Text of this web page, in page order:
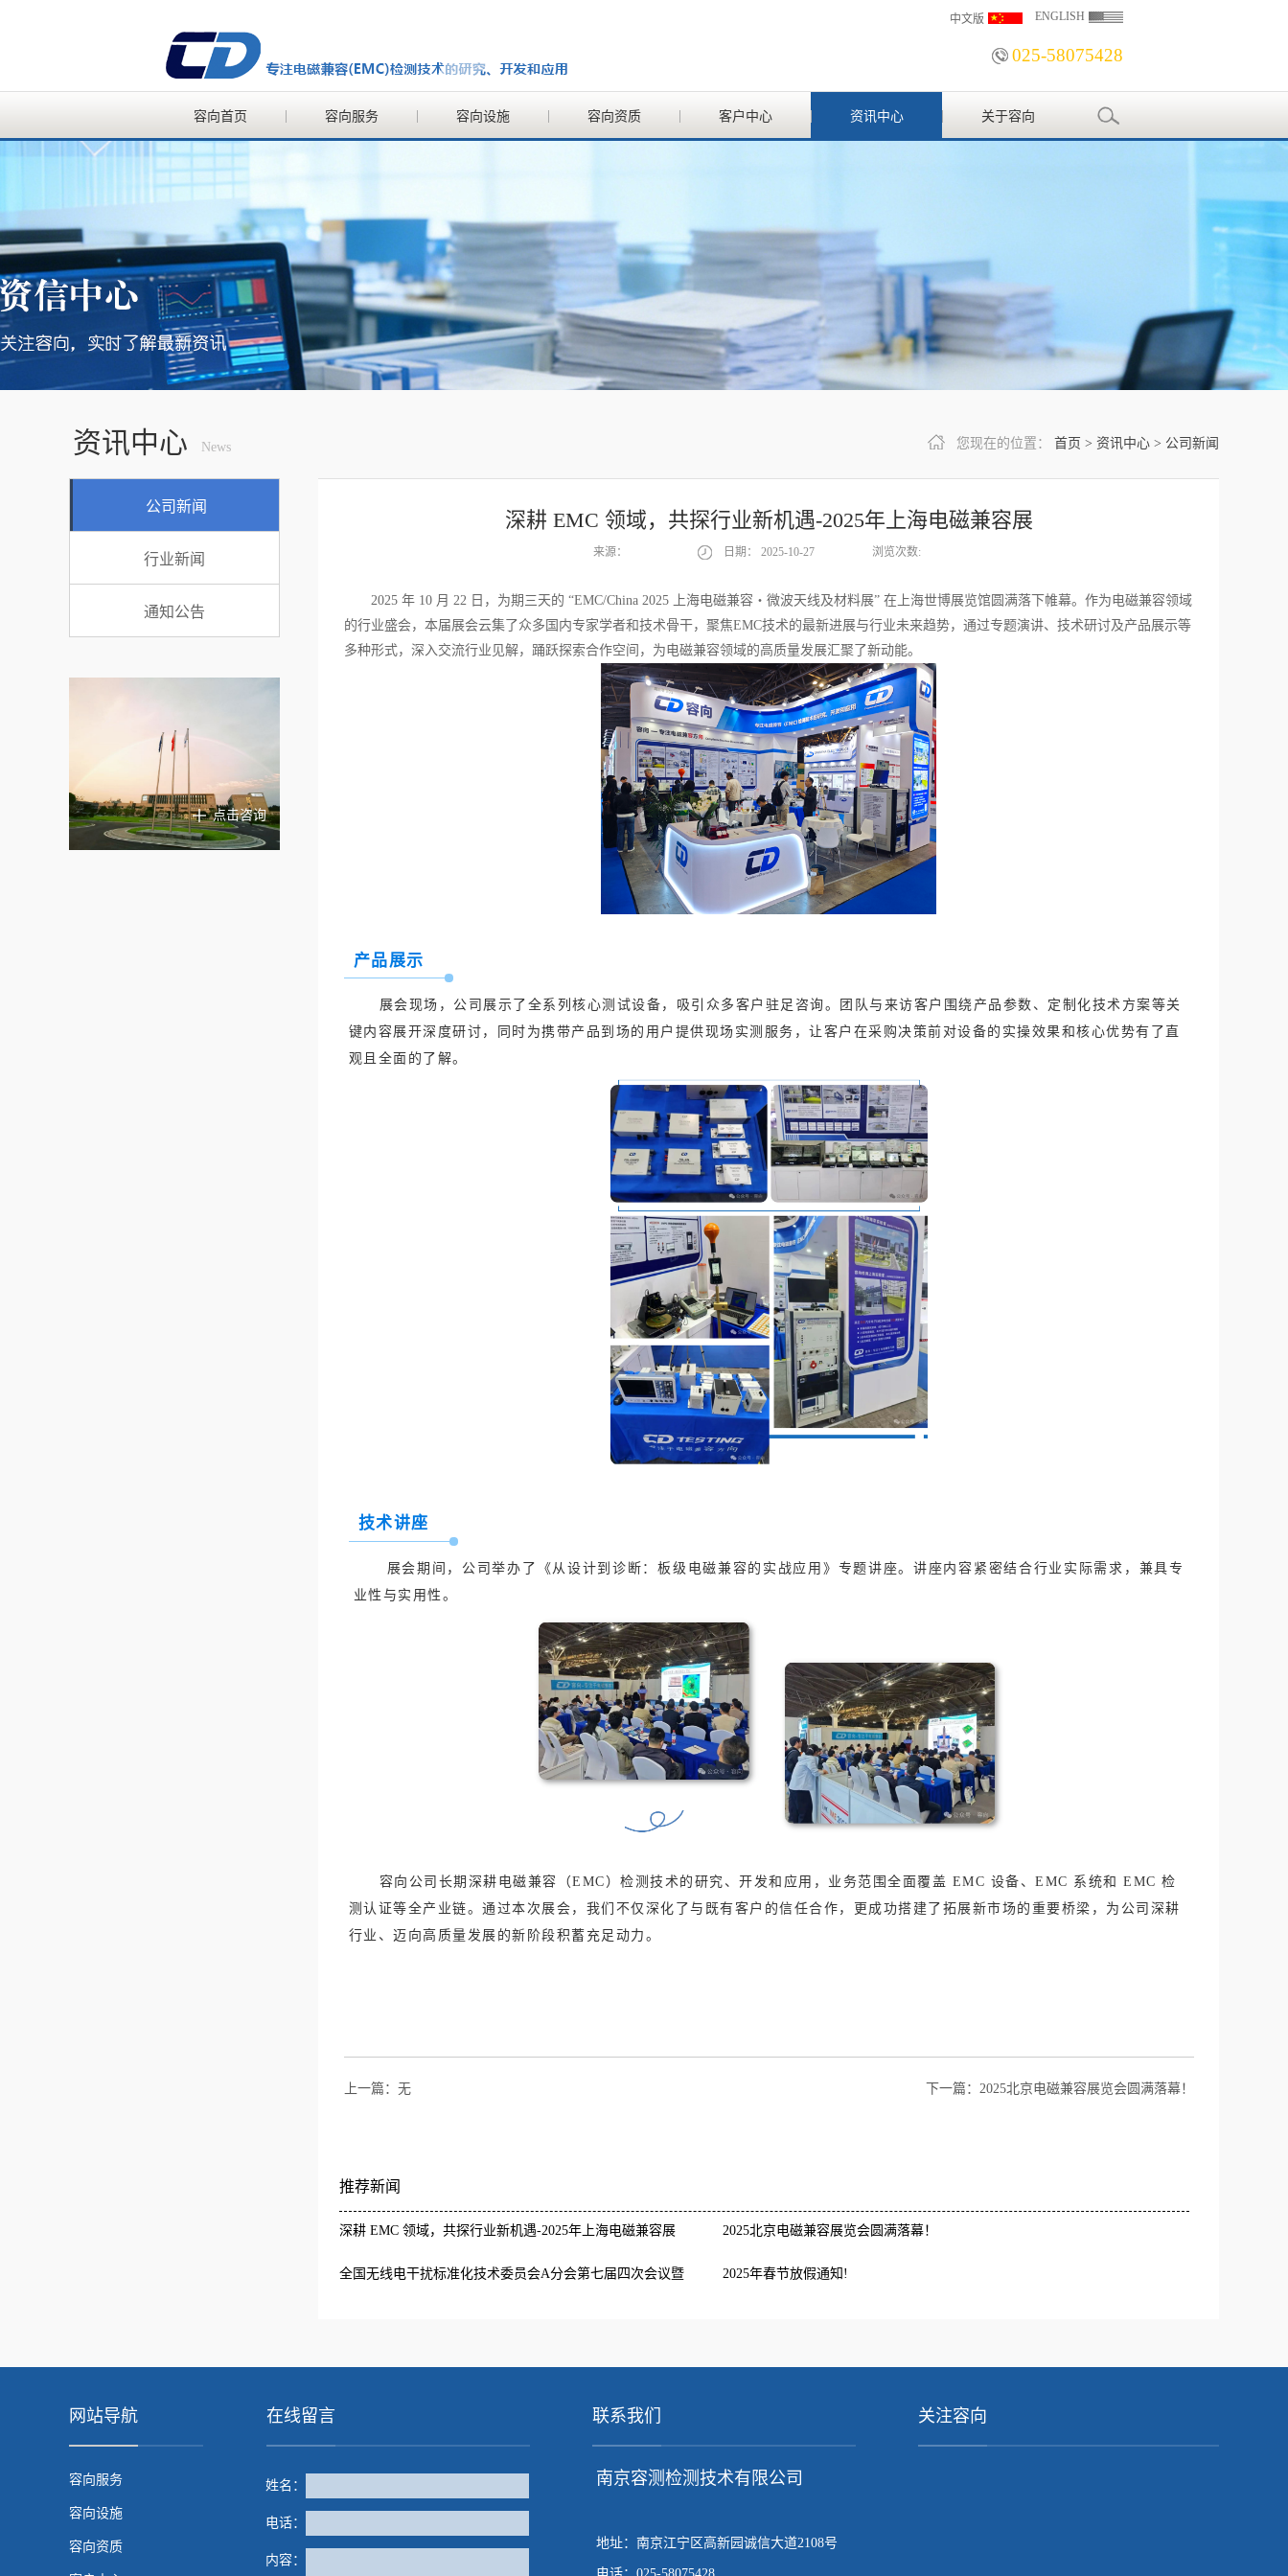
025-58075428
中文版 ENGLISH
容向首页 容向服务 容向设施 容向资质 客户中心 资讯中心 关于容向
资讯中心 News
公司新闻
行业新闻
通知公告
点击咨询
您现在的位置： 首页 > 资讯中心 > 公司新闻
深耕 EMC 领域，共探行业新机遇-2025年上海电磁兼容展
日期： 2025-10-27 浏览次数:
来源：
2025 年 10 月 22 日，为期三天的 “EMC/China 2025 上海电磁兼容・微波天线及材料展” 在上海世博展览馆圆满落下帷幕。作为电磁兼容领域
的行业盛会，本届展会云集了众多国内专家学者和技术骨干，聚焦EMC技术的最新进展与行业未来趋势，通过专题演讲、技术研讨及产品展示等
多种形式，深入交流行业见解，踊跃探索合作空间，为电磁兼容领域的高质量发展汇聚了新动能。
产品展示
展会现场，公司展示了全系列核心测试设备，吸引众多客户驻足咨询。团队与来访客户围绕产品参数、定制化技术方案等关
键内容展开深度研讨，同时为携带产品到场的用户提供现场实测服务，让客户在采购决策前对设备的实操效果和核心优势有了直
观且全面的了解。
技术讲座
展会期间，公司举办了《从设计到诊断：板级电磁兼容的实战应用》专题讲座。讲座内容紧密结合行业实际需求，兼具专
业性与实用性。
容向公司长期深耕电磁兼容（EMC）检测技术的研究、开发和应用，业务范围全面覆盖 EMC 设备、EMC 系统和 EMC 检
测认证等全产业链。通过本次展会，我们不仅深化了与既有客户的信任合作，更成功搭建了拓展新市场的重要桥梁，为公司深耕
行业、迈向高质量发展的新阶段积蓄充足动力。
上一篇：无 下一篇： 2025北京电磁兼容展览会圆满落幕！
推荐新闻
深耕 EMC 领域，共探行业新机遇-2025年上海电磁兼容展 2025北京电磁兼容展览会圆满落幕！
全国无线电干扰标准化技术委员会A分会第七届四次会议暨 2025年春节放假通知!
网站导航 在线留言 联系我们 关注容向
容向服务
容向设施
容向资质
姓名：
电话：
内容：
南京容测检测技术有限公司
地址：南京江宁区高新园诚信大道2108号